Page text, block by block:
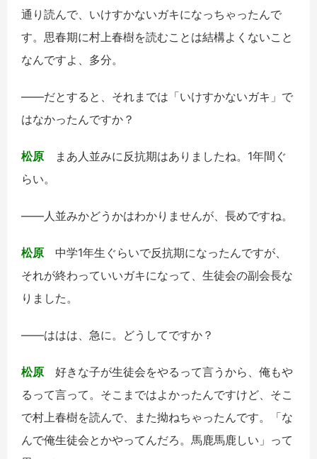
通り読んで、いけすかないガキになっちゃったんで
す。思春期に村上春樹を読むことは結構よくないこと
なんですよ、多分。
――だとすると、それまでは「いけすかないガキ」で
はなかったんですか？
松原 まあ人並みに反抗期はありましたね。1年間ぐ
らい。
――人並みかどうかはわかりませんが、長めですね。
松原 中学1年生ぐらいで反抗期になったんですが、
それが終わっていいガキになって、生徒会の副会長な
りました。
――ははは、急に。どうしてですか？
松原 好きな子が生徒会をやるって言うから、俺もや
るって言って。そこまではよかったんですけど、そこ
で村上春樹を読んで、また拗ねちゃったんです。「な
んで俺生徒会とかやってんだろ。馬鹿馬鹿しい」って